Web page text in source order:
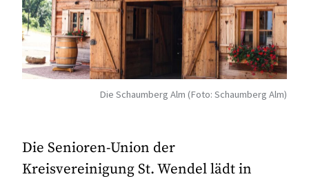
Die Schaumberg Alm (Foto: Schaumberg Alm)
Die Senioren-Union der
Kreisvereinigung St. Wendel lädt in